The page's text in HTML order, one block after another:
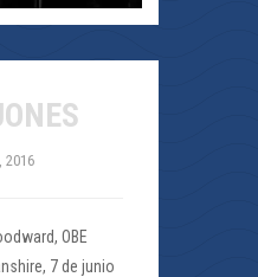
2016
OBE
7 de junio